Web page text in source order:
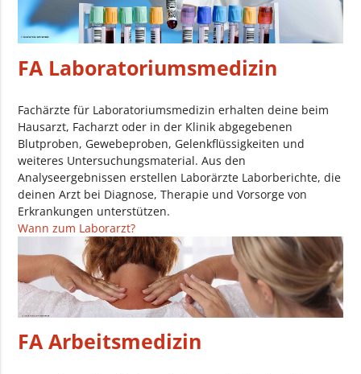
FA Laboratoriumsmedizin
Fachärzte für Laboratoriumsmedizin erhalten deine beim
Hausarzt, Facharzt oder in der Klinik abgegebenen
Blutproben, Gewebeproben, Gelenkflüssigkeiten und
weiteres Untersuchungsmaterial. Aus den
Analyseergebnissen erstellen Laborärzte Laborberichte, die
deinen Arzt bei Diagnose, Therapie und Vorsorge von
Erkrankungen unterstützen.
Wann zum Laborarzt?
FA Arbeitsmedizin